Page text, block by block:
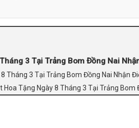
3 Tại Trảng Bom Đồng Nai
Tháng 3 Tại Trảng Bom Đồng Nai Nhận
Hoa Tặng Ngày 8 Tháng 3 Tại Trảng Bom